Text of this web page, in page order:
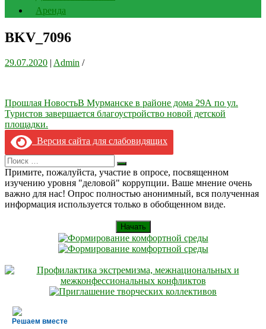
Аренда
BKV_7096
29.07.2020 | Admin /
Навигация
по
записям
Прошлая НовостьВ Мурманске в районе дома 29А по ул.
Туристов завершается благоустройство новой детской
площадки.
Версия сайта для слабовидящих
Search
for:
Искать
Примите, пожалуйста, участие в опросе, посвященном
изучению уровня "деловой" коррупции. Ваше мнение очень
важно для нас! Опрос полностью анонимный, вся полученная
информация используется только в обобщенном виде.
Начать
Решаем вместе